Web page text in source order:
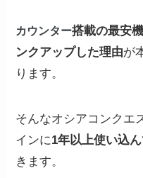
カウンター搭載の最安
ンクアップした理由が
ります。
そんなオシアコンクエ
インに1年以上使い込
きます。